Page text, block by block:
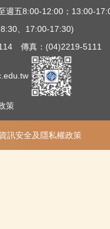
週五8:00-12:00；13:00-
、17:00-17:30)
傳真：(04)2219-5111
策
資訊安全及隱私權政策